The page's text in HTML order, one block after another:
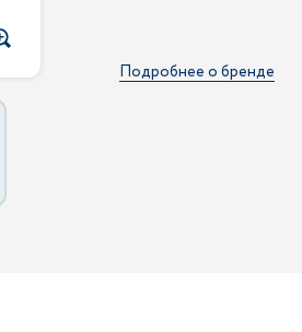
Подробнее о бренде